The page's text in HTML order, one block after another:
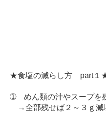
★食塩の減らし方 part１
➀ めん類の汁やスープを
→全部残せば２～３ｇ減